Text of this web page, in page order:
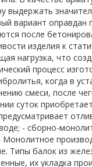
выдержать
вариант
после
изделия к
нагрузка, что
процесс
когда в
смеси, после
суток
- сборно-
Типы балок из
их укладка